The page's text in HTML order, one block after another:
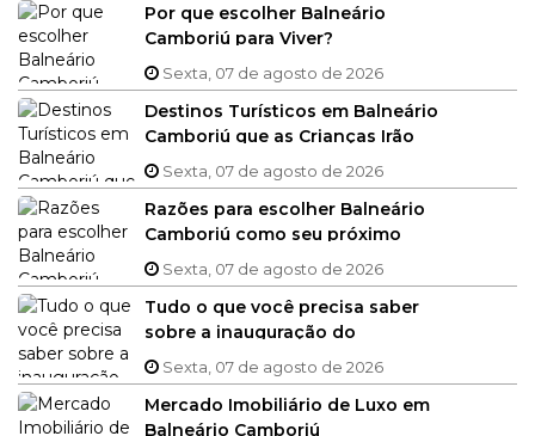
Por que escolher Balneário
Camboriú para Viver?
Sexta, 07 de agosto de 2026
Destinos Turísticos em Balneário
Camboriú que as Crianças Irão
AmarSexta, 07 de agosto de 2026
Razões para escolher Balneário
Camboriú como seu próximo
destino
Sexta, 07 de agosto de 2026
Tudo o que você precisa saber
sobre a inauguração do
Multiparque em Balneário
Camboriú
Sexta, 07 de agosto de 2026
Mercado Imobiliário de Luxo em
Balneário Camboriú